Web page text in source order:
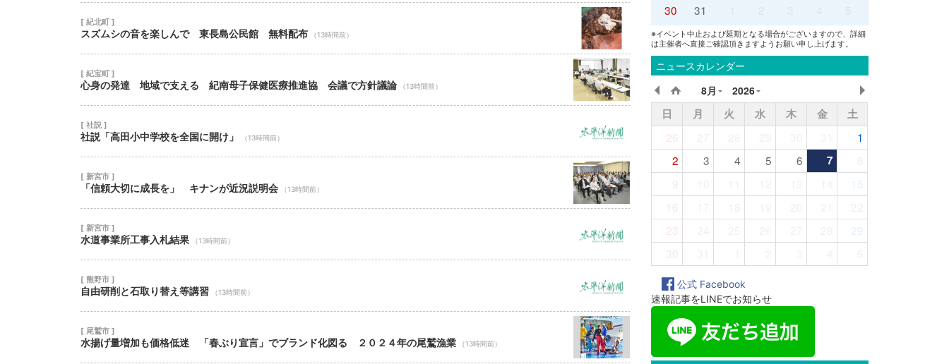
[ 紀北町 ]
スズムシの音を楽しんで 東長島公民館 無料配布 （13時間前）
[ 紀宝町 ]
心身の発達 地域で支える 紀南母子保健医療推進協 会議で方針議論 （13時間前）
[ 社説 ]
社説「高田小中学校を全国に開け」 （13時間前）
[ 新宮市 ]
「信頼大切に成長を」 キナンが近況説明会 （13時間前）
[ 新宮市 ]
水道事業所工事入札結果 （13時間前）
[ 熊野市 ]
自由研削と石取り替え等講習 （13時間前）
[ 尾鷲市 ]
水揚げ量増加も価格低迷 「春ぶり宣言」でブランド化図る ２０２４年の尾鷲漁業 （13時間前）
30
31 5
※イベント中止および延期となる場合がございますので、詳細
は主催者へ直接ご確認頂きますようお願い申し上げます。
ニュースカレンダー
8月 2026
日 月 火 水 木 金
土
26
1
2
3 4 5 6 7
8
9
15
16
22
23
29
30
5
公式 Facebook
速報記事をLINEでお知らせ